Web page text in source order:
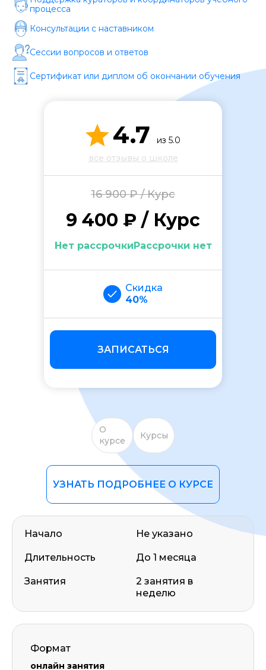
процесса
Консультации с наставником
Сессии вопросов и ответов
Сертификат или диплом об окончании обучения
4.7
из 5.0
все отзывы о школе
16 900 ₽ / Курс
9 400 ₽ / Курс
Нет рассрочкиРассрочки нет
Скидка
40%
ЗАПИСАТЬСЯ
О
курсе
Курсы
УЗНАТЬ ПОДРОБНЕЕ О КУРСЕ
Начало
Длительность
Занятия
Не указано
До 1 месяца
2 занятия в
неделю
Формат
онлайн занятия
Уровень организации *
ОСТАВИТЬ ОТЗЫВ